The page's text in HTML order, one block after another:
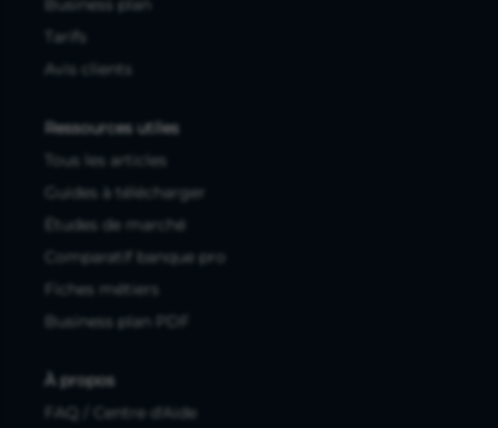
Business plan
Tarifs
Avis clients
Ressources utiles
Tous les articles
Guides à télécharger
Études de marché
Comparatif banque pro
Fiches métiers
Business plan PDF
À propos
FAQ / Centre d'Aide